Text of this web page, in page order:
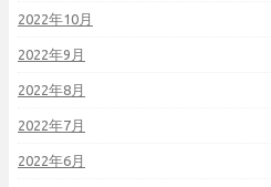
2022年10月
2022年9月
2022年8月
2022年7月
2022年6月